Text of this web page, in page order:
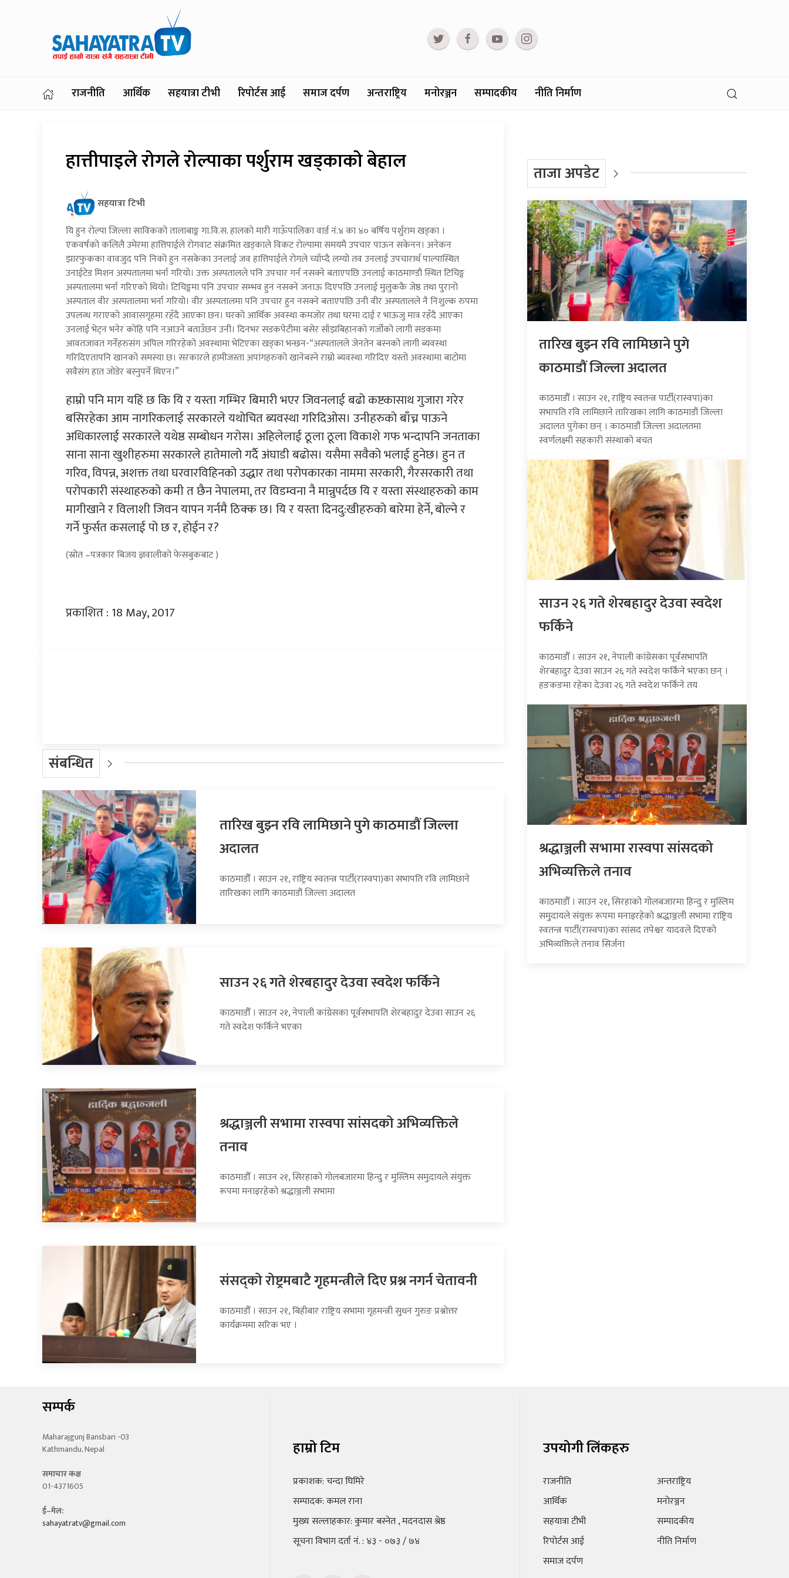
राजनीति आर्थिक सहयात्रा टीभी रिपोर्टस आई समाज दर्पण अन्तराष्ट्रिय मनोरञ्जन सम्पादकीय नीति निर्माण
हात्तीपाइले रोगले रोल्पाका पर्शुराम खड्काको बेहाल
सहयात्रा टिभी
यि हुन रोल्पा जिल्ला साविकको तालाबाङ्ग गा.वि.स. हालको मारी गाऊँपालिका वार्ड नं.४ का ४० बर्षिय पर्शुराम खड्का ।
एकवर्षको कलिलै उमेरमा हात्तिपाईले रोगवाट संक्रमित खड्काले विकट रोल्पामा समयमै उपचार पाऊन सकेनन। अनेकन
झारफुकका वावजुद पनि निको हुन नसकेका उनलाई जव हात्तिपाईले रोगले च्याँप्दै लग्यो तव उनलाई उपचारार्थ पाल्पास्थित
उनाईटेड मिशन अस्पतालमा भर्ना गरियो। उक्त अस्पतालले पनि उपचार गर्न नसक्ने बताएपछि उनलाई काठमाण्डौ स्थित टिचिङ्ग
अस्पतालमा भर्ना गरिएको थियो। टिचिङ्गमा पनि उपचार सम्भव हुन नसक्ने जनाऊ दिएपछि उनलाई मुलुककै जेष्ठ तथा पुरानो
अस्पताल वीर अस्पतालमा भर्ना गरियो। वीर अस्पतालमा पनि उपचार हुन नसक्ने बताएपछि उनी वीर अस्पतालले नै निशुल्क रुपमा
उपलव्ध गराएको आवासगृहमा रहँदै आएका छन। घरको आर्थिक अवस्था कमजोर तथा घरमा दाई र भाऊजु मात्र रहँदै आएका
उनलाई भेट्न भनेर कोहि पनि नआउने बताउँछन उनी। दिनभर सडकपेटीमा बसेर साँझबिहानको गर्जोको लागी सडकमा
आवतजावत गर्नेहरुसंग अपिल गरिरहेको अवस्थामा भेटिएका खड्का भन्छन-“अस्पतालले जेनतेन बस्नको लागी ब्यवस्था
गरिदिएतापनि खानको समस्या छ। सरकारले हामीजस्ता अपांगहरुको खानेबस्ने राम्रो ब्यवस्था गरिदिए यस्तो अवस्थामा बाटोमा
सवैसंग हात जोडेर बस्नुपर्ने थिएन।”
हाम्रो पनि माग यहिं छ कि यि र यस्ता गम्भिर बिमारी भएर जिवनलाई बढो कष्टकासाथ गुजारा गरेर
बसिरहेका आम नागरिकलाई सरकारले यथोचित ब्यवस्था गरिदिओस। उनीहरुको बाँच्न पाऊने
अधिकारलाई सरकारले यथेष्ठ सम्बोधन गरोस। अहिलेलाई ठूला ठूला विकाशे गफ भन्दापनि जनताका
साना साना खुशीहरुमा सरकारले हातेमालो गर्दै अंघाडी बढोस। यसैमा सवैको भलाई हुनेछ। हुन त
गरिव, विपन्न, अशक्त तथा घरवारविहिनको उद्धार तथा परोपकारका नाममा सरकारी, गैरसरकारी तथा
परोपकारी संस्थाहरुको कमी त छैन नेपालमा, तर विडम्वना नै मान्नुपर्दछ यि र यस्ता संस्थाहरुको काम
मागीखाने र विलाशी जिवन यापन गर्नमै ठिक्क छ। यि र यस्ता दिनदु:खीहरुको बारेमा हेर्ने, बोल्ने र
गर्ने फुर्सत कसलाई पो छ र, होईन र?
(स्रोत –पत्रकार बिजय ज्ञवालीको फेसबुकबाट )
प्रकाशित : 18 May, 2017
संबन्धित
तारिख बुझ्न रवि लामिछाने पुगे काठमाडौं जिल्ला
अदालत
काठमाडौँ । साउन २१, राष्ट्रिय स्वतन्त्र पार्टी(रास्वपा)का सभापति रवि लामिछाने
तारिखका लागि काठमाडौं जिल्ला अदालत
साउन २६ गते शेरबहादुर देउवा स्वदेश फर्किने
काठमाडौँ । साउन २१, नेपाली कांग्रेसका पूर्वसभापति शेरबहादुर देउवा साउन २६
गते स्वदेश फर्किने भएका
श्रद्धाञ्जली सभामा रास्वपा सांसदको अभिव्यक्तिले
तनाव
काठमाडौँ । साउन २१, सिरहाको गोलबजारमा हिन्दु र मुस्लिम समुदायले संयुक्त
रूपमा मनाइरहेको श्रद्धाञ्जली सभामा
संसद्को रोष्ट्रमबाटै गृहमन्त्रीले दिए प्रश्न नगर्न चेतावनी
काठमाडौँ । साउन २१, बिहीबार राष्ट्रिय सभामा गृहमन्त्री सुधन गुरुङ प्रश्नोत्तर
कार्यक्रममा सरिक भए ।
ताजा अपडेट
तारिख बुझ्न रवि लामिछाने पुगे
काठमाडौं जिल्ला अदालत
काठमाडौँ । साउन २१, राष्ट्रिय स्वतन्त्र पार्टी(रास्वपा)का
सभापति रवि लामिछाने तारिखका लागि काठमाडौं जिल्ला
अदालत पुगेका छन् । काठमाडौं जिल्ला अदालतमा
स्वर्णलक्ष्मी सहकारी संस्थाको बचत
साउन २६ गते शेरबहादुर देउवा स्वदेश
फर्किने
काठमाडौँ । साउन २१, नेपाली कांग्रेसका पूर्वसभापति
शेरबहादुर देउवा साउन २६ गते स्वदेश फर्किने भएका छन् ।
हङकङमा रहेका देउवा २६ गते स्वदेश फर्किने तय
श्रद्धाञ्जली सभामा रास्वपा सांसदको
अभिव्यक्तिले तनाव
काठमाडौँ । साउन २१, सिरहाको गोलबजारमा हिन्दु र मुस्लिम
समुदायले संयुक्त रूपमा मनाइरहेको श्रद्धाञ्जली सभामा राष्ट्रिय
स्वतन्त्र पार्टी(रास्वपा)का सांसद तपेश्वर यादवले दिएको
अभिव्यक्तिले तनाव सिर्जना
सम्पर्क
Maharajgunj Bansbari -03
Kathmandu, Nepal
समाचार कक्ष
01-4371605
ई–मेल:
sahayatratv@gmail.com
हाम्रो टिम
प्रकाशक: चन्दा घिमिरे
सम्पादक: कमल राना
मुख्य सल्लाहकार: कुमार बस्नेत , मदनदास श्रेष्ठ
सूचना विभाग दर्ता नं. : ४३ - ०७३ / ७४
उपयोगी लिंकहरु
राजनीति
आर्थिक
सहयात्रा टीभी
रिपोर्टस आई
समाज दर्पण
अन्तराष्ट्रिय
मनोरञ्जन
सम्पादकीय
नीति निर्माण